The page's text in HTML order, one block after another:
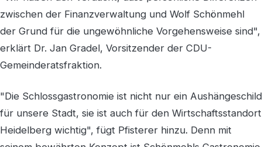
zwischen der Finanzverwaltung und Wolf Schönmehl
der Grund für die ungewöhnliche Vorgehensweise sind",
erklärt Dr. Jan Gradel, Vorsitzender der CDU-
Gemeinderatsfraktion.
"Die Schlossgastronomie ist nicht nur ein Aushängeschild
für unsere Stadt, sie ist auch für den Wirtschaftsstandort
Heidelberg wichtig", fügt Pfisterer hinzu. Denn mit